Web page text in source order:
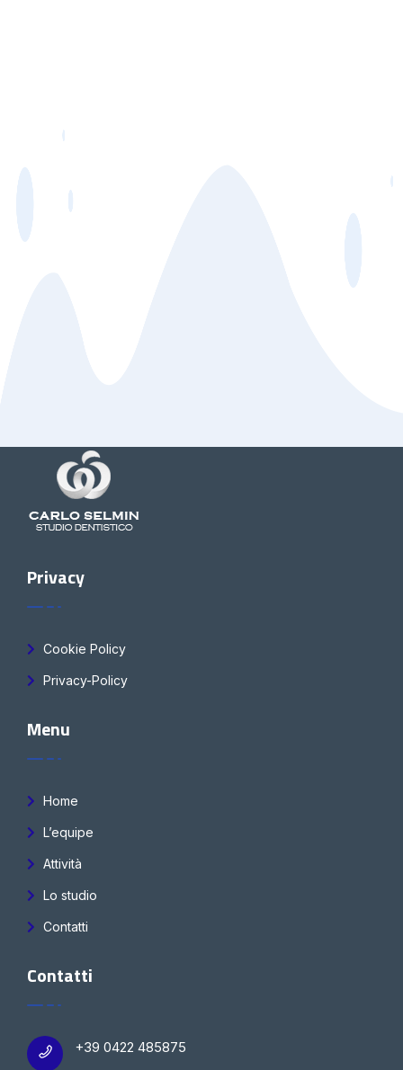
Privacy
Cookie Policy
Privacy-Policy
Menu
Home
L’equipe
Attività
Lo studio
Contatti
Contatti
+39 0422 485875